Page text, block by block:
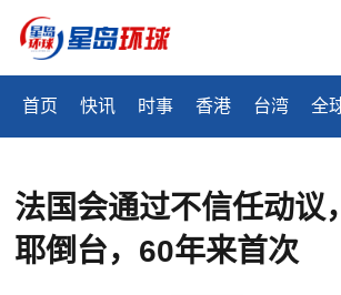
首页 快讯 时事 香港 台湾 全
法国会通过不信任动议
耶倒台，60年来首次